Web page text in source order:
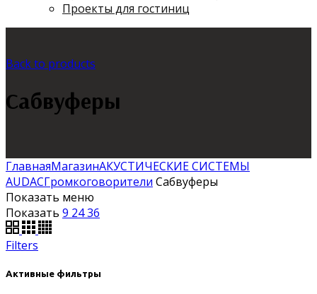
Проекты для гостиниц
Back to products
Сабвуферы
ГлавнаяМагазинАКУСТИЧЕСКИЕ СИСТЕМЫ
AUDACГромкоговорители Сабвуферы
Показать меню
Показать 9 2436
Filters
Активные фильтры